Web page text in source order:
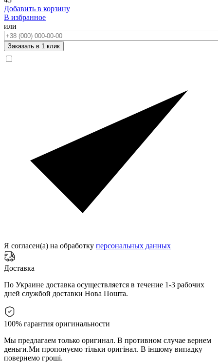
Добавить в корзину
В избранное
или
Телефон:
Заказать в 1 клик
Я согласен(а) на обработку персональных данных
Доставка
По Украине доставка осуществляется в течение 1-3 рабочих
дней службой доставки Нова Пошта.
100% гарантия оригинальности
Мы предлагаем только оригинал. В противном случае вернем
деньги.Ми пропонуємо тільки оригінал. В іншому випадку
повернемо гроші.